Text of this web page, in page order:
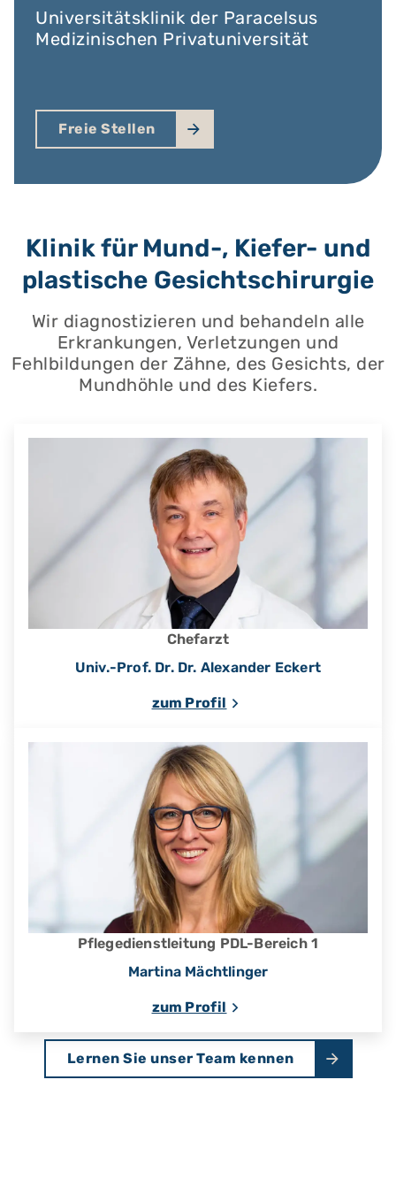
Universitätsklinik der Paracelsus
Medizinischen Privatuniversität
Freie Stellen
Klinik für Mund-, Kiefer- und
plastische Gesichtschirurgie
Wir diagnostizieren und behandeln alle
Erkrankungen, Verletzungen und
Fehlbildungen der Zähne, des Gesichts, der
Mundhöhle und des Kiefers.
Chefarzt
Univ.-Prof. Dr. Dr. Alexander Eckert
zum Profil
Pflegedienstleitung PDL-Bereich 1
Martina Mächtlinger
zum Profil
Lernen Sie unser Team kennen